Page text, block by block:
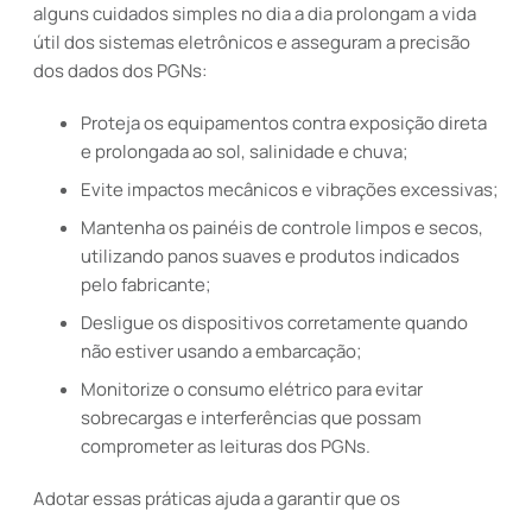
alguns cuidados simples no dia a dia prolongam a vida
útil dos sistemas eletrônicos e asseguram a precisão
dos dados dos PGNs:
Proteja os equipamentos contra exposição direta
e prolongada ao sol, salinidade e chuva;
Evite impactos mecânicos e vibrações excessivas;
Mantenha os painéis de controle limpos e secos,
utilizando panos suaves e produtos indicados
pelo fabricante;
Desligue os dispositivos corretamente quando
não estiver usando a embarcação;
Monitorize o consumo elétrico para evitar
sobrecargas e interferências que possam
comprometer as leituras dos PGNs.
Adotar essas práticas ajuda a garantir que os